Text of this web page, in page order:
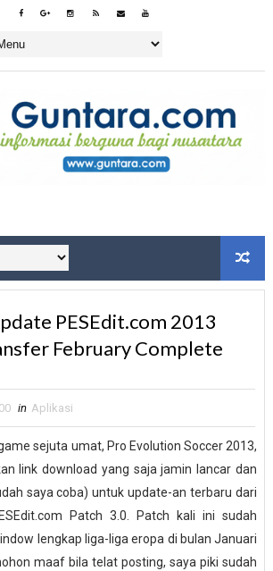
PESEdit.com 2013
February Complete
in Aplikasi
sejuta umat, Pro Evolution Soccer 2013,
link download yang saja jamin lancar dan
saya coba) untuk update-an terbaru dari
Patch 3.0. Patch kali ini sudah
lengkap liga-liga eropa di bulan Januari
maaf bila telat posting, saya piki sudah